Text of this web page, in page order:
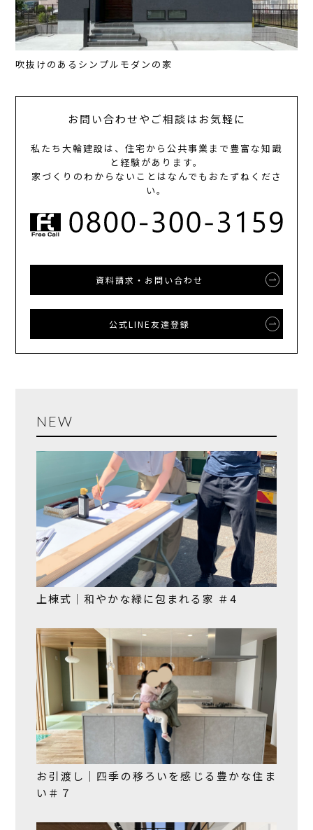
吹抜けのあるシンプルモダンの家
お問い合わせやご相談はお気軽に
私たち大輪建設は、住宅から公共事業まで豊富な知識
と経験があります。
家づくりのわからないことはなんでもおたずねくださ
い。
資料請求・お問い合わせ
公式LINE友達登録
NEW
上棟式｜和やかな緑に包まれる家 ＃4
お引渡し｜四季の移ろいを感じる豊かな住ま
い＃７